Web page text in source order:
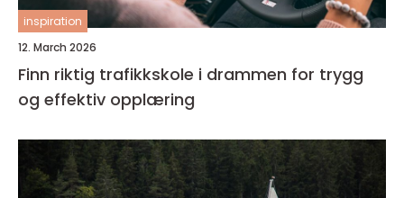
inspiration
12. March 2026
Finn riktig trafikkskole i drammen for trygg
og effektiv opplæring